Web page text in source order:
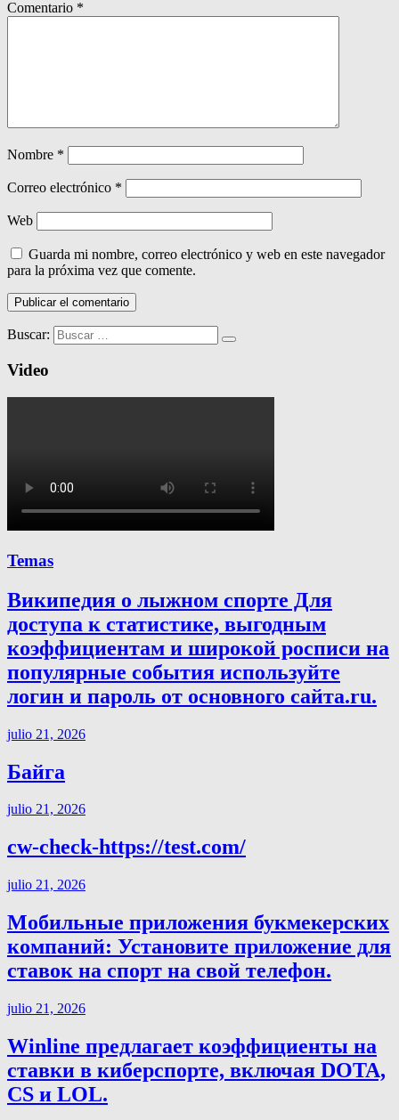
Comentario *
Nombre *
Correo electrónico *
Web
Guarda mi nombre, correo electrónico y web en este navegador
para la próxima vez que comente.
Buscar:
Video
Temas
Википедия о лыжном спорте Для
доступа к статистике, выгодным
коэффициентам и широкой росписи на
популярные события используйте
логин и пароль от основного сайта.ru.
julio 21, 2026
Байга
julio 21, 2026
cw-check-https://test.com/
julio 21, 2026
Мобильные приложения букмекерских
компаний: Установите приложение для
ставок на спорт на свой телефон.
julio 21, 2026
Winline предлагает коэффициенты на
ставки в киберспорте, включая DOTA,
CS и LOL.